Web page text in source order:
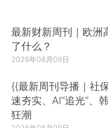
最新财新周刊｜欧洲
了什么？
2026年08月09日
{{最新周刊导播｜社
速夯实、AI“追光”、
狂潮